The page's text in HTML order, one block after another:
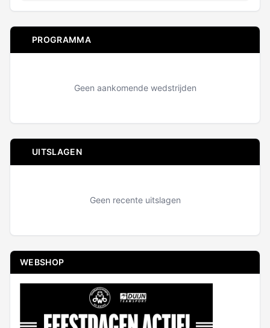
PROGRAMMA
Geen aankomende wedstrijden
UITSLAGEN
Geen recente uitslagen
WEBSHOP